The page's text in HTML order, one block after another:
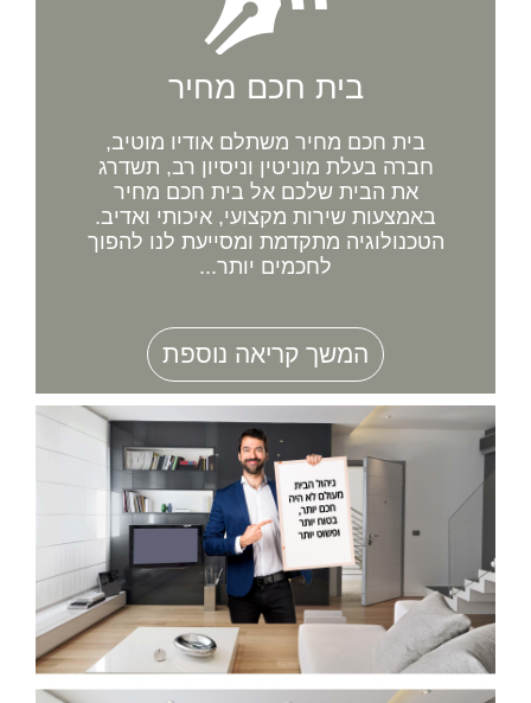
בית חכם מחיר
בית חכם מחיר משתלם אודיו מוטיב,
חברה בעלת מוניטין וניסיון רב, תשדרג
את הבית שלכם אל בית חכם מחיר
באמצעות שירות מקצועי, איכותי ואדיב.
הטכנולוגיה מתקדמת ומסייעת לנו להפוך
לחכמים יותר...
המשך קריאה נוספת